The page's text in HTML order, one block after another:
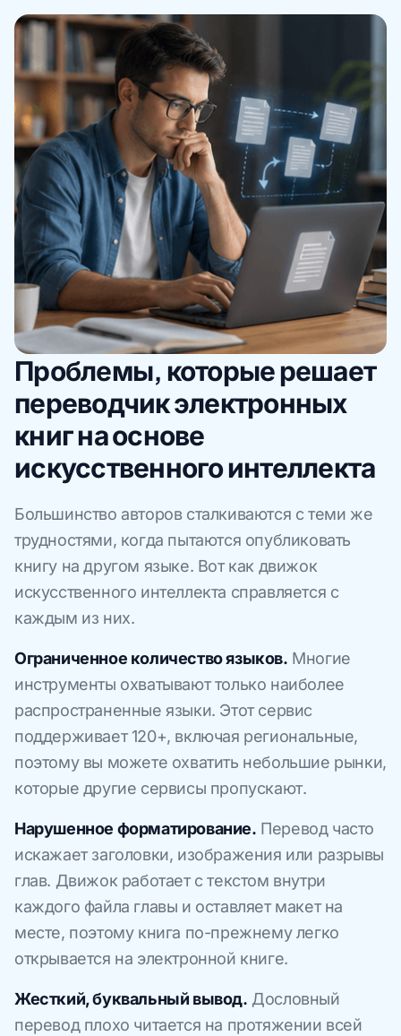
Проблемы, которые решает
переводчик электронных
книг на основе
искусственного интеллекта
Большинство авторов сталкиваются с теми же
трудностями, когда пытаются опубликовать
книгу на другом языке. Вот как движок
искусственного интеллекта справляется с
каждым из них.
Ограниченное количество языков. Многие
инструменты охватывают только наиболее
распространенные языки. Этот сервис
поддерживает 120+, включая региональные,
поэтому вы можете охватить небольшие рынки,
которые другие сервисы пропускают.
Нарушенное форматирование. Перевод часто
искажает заголовки, изображения или разрывы
глав. Движок работает с текстом внутри
каждого файла главы и оставляет макет на
месте, поэтому книга по-прежнему легко
открывается на электронной книге.
Жесткий, буквальный вывод. Дословный
перевод плохо читается на протяжении всей